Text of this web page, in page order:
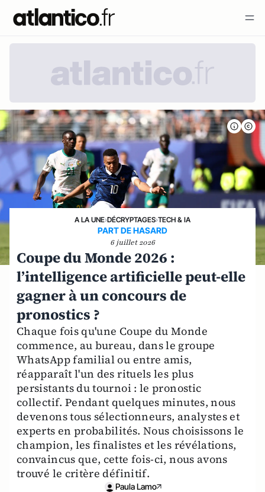
A LA UNE›DÉCRYPTAGES›TECH & IA
PART DE HASARD
6 juillet 2026
Coupe du Monde 2026 :
l’intelligence artificielle peut-elle
gagner à un concours de
pronostics ?
Chaque fois qu'une Coupe du Monde
commence, au bureau, dans le groupe
WhatsApp familial ou entre amis,
réapparaît l'un des rituels les plus
persistants du tournoi : le pronostic
collectif. Pendant quelques minutes, nous
devenons tous sélectionneurs, analystes et
experts en probabilités. Nous choisissons le
champion, les finalistes et les révélations,
convaincus que, cette fois-ci, nous avons
trouvé le critère définitif.
Paula Lamo